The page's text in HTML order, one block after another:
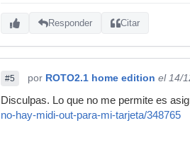
Responder Citar
#5 por ROTO2.1 home edition el 14/
Disculpas. Lo que no me permite es
no-hay-midi-out-para-mi-tarjeta/348765